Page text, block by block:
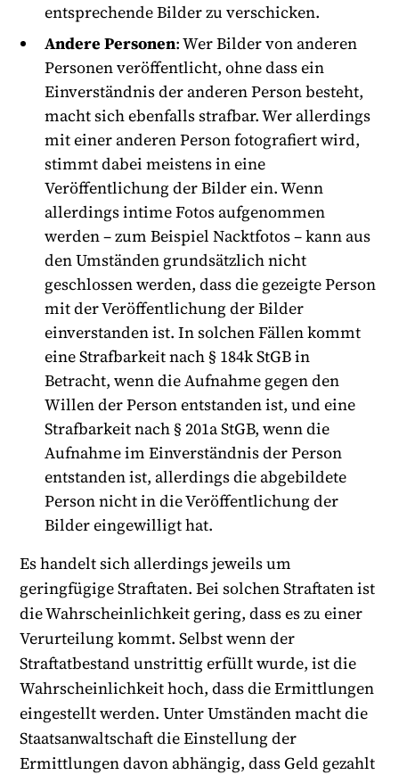
entsprechende Bilder zu verschicken.
Andere Personen: Wer Bilder von anderen
Personen veröffentlicht, ohne dass ein
Einverständnis der anderen Person besteht,
macht sich ebenfalls strafbar. Wer allerdings
mit einer anderen Person fotografiert wird,
stimmt dabei meistens in eine
Veröffentlichung der Bilder ein. Wenn
allerdings intime Fotos aufgenommen
werden – zum Beispiel Nacktfotos – kann aus
den Umständen grundsätzlich nicht
geschlossen werden, dass die gezeigte Person
mit der Veröffentlichung der Bilder
einverstanden ist. In solchen Fällen kommt
eine Strafbarkeit nach § 184k StGB in
Betracht, wenn die Aufnahme gegen den
Willen der Person entstanden ist, und eine
Strafbarkeit nach § 201a StGB, wenn die
Aufnahme im Einverständnis der Person
entstanden ist, allerdings die abgebildete
Person nicht in die Veröffentlichung der
Bilder eingewilligt hat.
Es handelt sich allerdings jeweils um
geringfügige Straftaten. Bei solchen Straftaten ist
die Wahrscheinlichkeit gering, dass es zu einer
Verurteilung kommt. Selbst wenn der
Straftatbestand unstrittig erfüllt wurde, ist die
Wahrscheinlichkeit hoch, dass die Ermittlungen
eingestellt werden. Unter Umständen macht die
Staatsanwaltschaft die Einstellung der
Ermittlungen davon abhängig, dass Geld gezahlt